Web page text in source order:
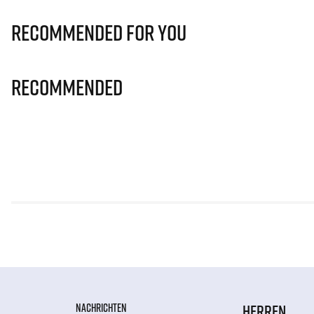
Recommended for you
Recommended
NACHRICHTEN